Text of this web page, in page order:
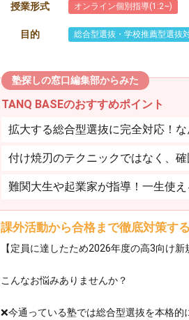
授業形式 オンライン個別指導(1:2~)
目的 総合型選抜・学校推薦型選抜
塾探しの窓口編集部からみた
TANQ BASEのおすすめポイント
拡大する総合型選抜に完全対応！
付け焼刃のテクニックではなく、
難関大生や起業家が指導！一生使
課外活動から合格まで徹底対策す
【定員に達したため2026年度の高3向け
こんなお悩みありませんか？
❌今通っている塾では総合型選抜を本格的